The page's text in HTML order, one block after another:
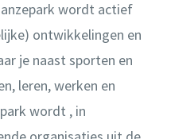
wordt actief
ontwikkelingen en
je naast sporten en
leren, werken en
wordt , in